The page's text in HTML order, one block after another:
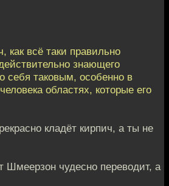
всё таки правильно
знающего
себя таковым, особенно в
областях, которые его
кладёт кирпич, а ты не
Шмеерзон чудесно переводит, а